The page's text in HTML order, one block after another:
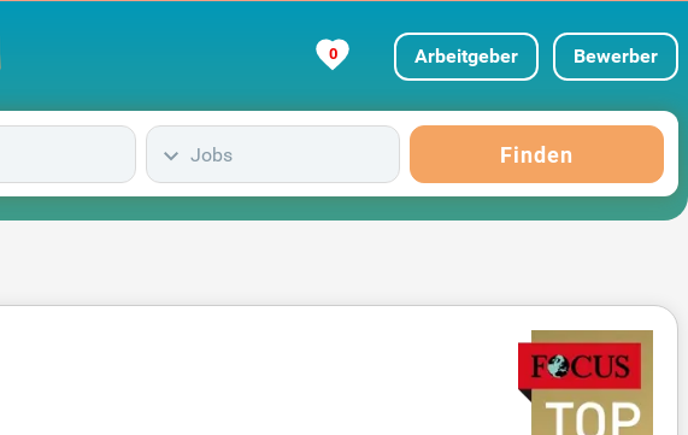
0 Arbeitgeber Bewerber
Jobs Finden